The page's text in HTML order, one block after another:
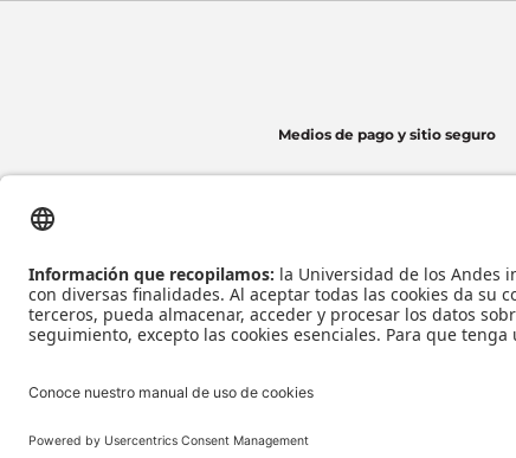
Medios de pago y sitio seguro
Universidad de los Andes | Vigilada Mineducación
Reconocimiento como Universidad: Decreto 1297 del 30 de mayo de 1964.
Reconocimiento personería jurídica: Resolución 28 del 23 de febrero de 1949
Tecnología